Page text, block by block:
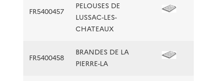
FR5400457
PELOUSES DE
LUSSAC-LES-
CHATEAUX
FR5400458
BRANDES DE LA
PIERRE-LA